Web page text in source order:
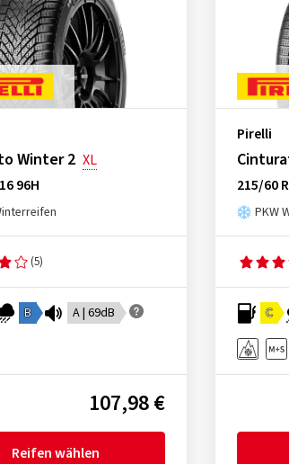
Winter 2 XL
96H
(5)
B A | 69dB
107,98 €
Reifen wählen
Pirelli
215/60
PKW
C